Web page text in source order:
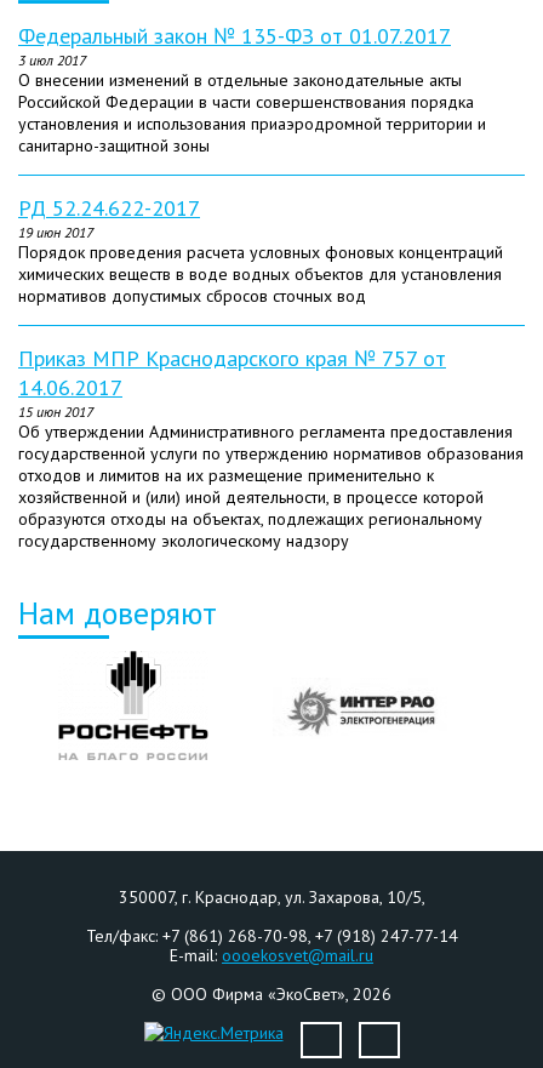
Федеральный закон № 135-ФЗ от 01.07.2017
3 июл 2017
О внесении изменений в отдельные законодательные акты
Российской Федерации в части совершенствования порядка
установления и использования приаэродромной территории и
санитарно-защитной зоны
РД 52.24.622-2017
19 июн 2017
Порядок проведения расчета условных фоновых концентраций
химических веществ в воде водных объектов для установления
нормативов допустимых сбросов сточных вод
Приказ МПР Краснодарского края № 757 от
14.06.2017
15 июн 2017
Об утверждении Административного регламента предоставления
государственной услуги по утверждению нормативов образования
отходов и лимитов на их размещение применительно к
хозяйственной и (или) иной деятельности, в процессе которой
образуются отходы на объектах, подлежащих региональному
государственному экологическому надзору
Нам доверяют
350007, г. Краснодар, ул. Захарова, 10/5,
Тел/факс: +7 (861) 268-70-98, +7 (918) 247-77-14
E-mail: oooekosvet@mail.ru
© ООО Фирма «ЭкоСвет», 2026